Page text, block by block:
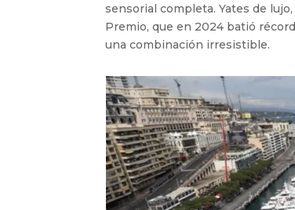
sensorial completa. Yates de
Premio, que en 2024 batió
una combinación irresistible.